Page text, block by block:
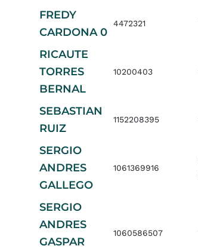
FREDY
CARDONA 0
4472321
RICAUTE
TORRES
BERNAL
10200403
SEBASTIAN
RUIZ
1152208395
SERGIO
ANDRES
GALLEGO
1061369916
SERGIO
ANDRES
GASPAR
1060586507